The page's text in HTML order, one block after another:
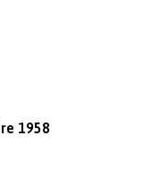
1958